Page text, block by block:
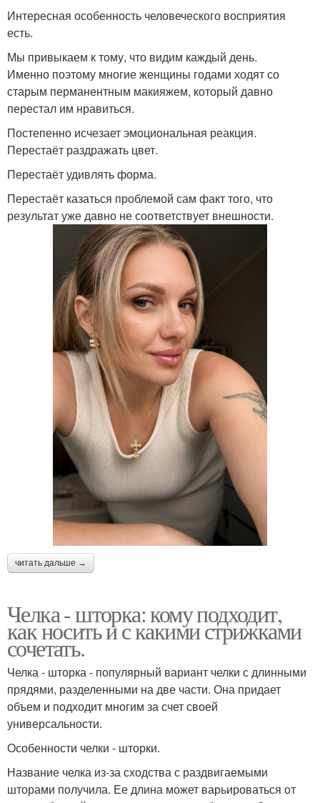
Интересная особенность человеческого восприятия
есть.
Мы привыкаем к тому, что видим каждый день.
Именно поэтому многие женщины годами ходят со
старым перманентным макияжем, который давно
перестал им нравиться.
Постепенно исчезает эмоциональная реакция.
Перестаёт раздражать цвет.
Перестаёт удивлять форма.
Перестаёт казаться проблемой сам факт того, что
результат уже давно не соответствует внешности.
читать дальше →
Челка - шторка: кому подходит,
как носить и с какими стрижками
сочетать.
Челка - шторка - популярный вариант челки с длинными
прядями, разделенными на две части. Она придает
объем и подходит многим за счет своей
универсальности.
Особенности челки - шторки.
Название челка из-за сходства с раздвигаемыми
шторами получила. Ее длина может варьироваться от